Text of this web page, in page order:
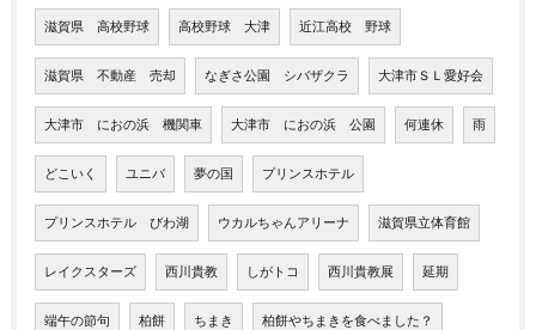
滋賀県 高校野球 高校野球 大津 近江高校 野球
滋賀県 不動産 売却 なぎさ公園 シバザクラ 大津市ＳＬ愛好会
大津市 におの浜 機関車 大津市 におの浜 公園 何連休 雨
どこいく ユニバ 夢の国 プリンスホテル
プリンスホテル びわ湖 ウカルちゃんアリーナ 滋賀県立体育館
レイクスターズ 西川貴教 しがトコ 西川貴教展 延期
端午の節句 柏餅 ちまき 柏餅やちまきを食べました？